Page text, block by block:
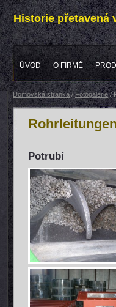
Historie přetavená
ÚVOD O FIRMĚ
Domovská stránka/Fotogalerie/
Potrubí